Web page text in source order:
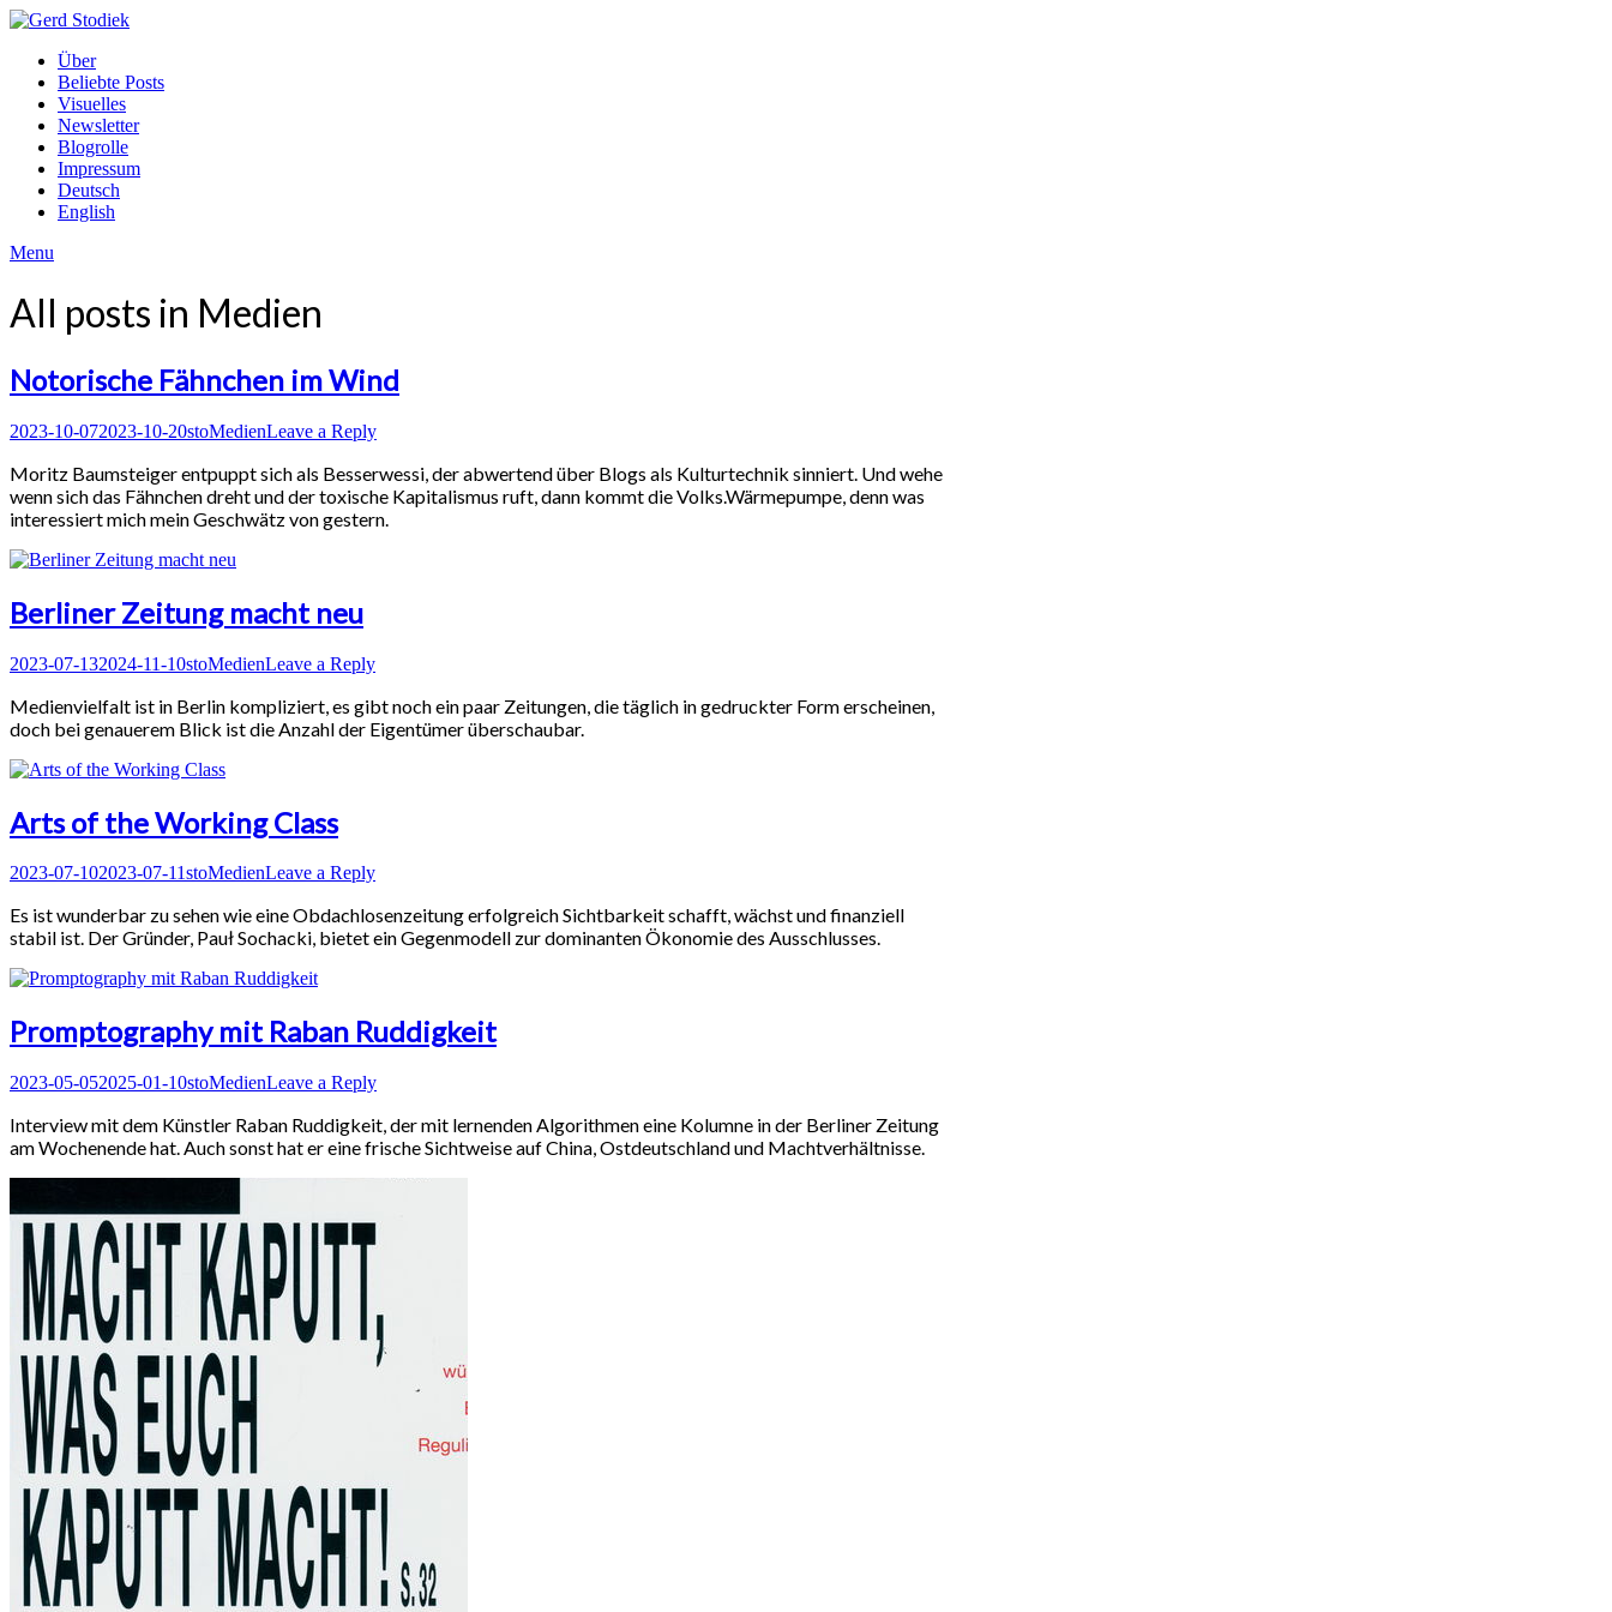
Skip
content
StodiekÜber
Beliebte Posts
Visuelles
Newsletter
Blogrolle
Impressum
Deutsch
English
Menu
All posts in Medien
Notorische Fähnchen im Wind
Posted
2023-10-072023-10-20Author
stoPosted
MedienLeave a Reply
Moritz Baumsteiger entpuppt sich als Besserwessi, der abwertend über Blogs als Kulturtechnik sinniert. Und wehe
wenn sich das Fähnchen dreht und der toxische Kapitalismus ruft, dann kommt die Volks.Wärmepumpe, denn was
interessiert mich mein Geschwätz von gestern.
Berliner Zeitung macht neu
Posted
2023-07-132024-11-10Author
stoPosted
MedienLeave a Reply
Medienvielfalt ist in Berlin kompliziert, es gibt noch ein paar Zeitungen, die täglich in gedruckter Form erscheinen,
doch bei genauerem Blick ist die Anzahl der Eigentümer überschaubar.
Arts of the Working Class
Posted
2023-07-102023-07-11Author
stoPosted
MedienLeave a Reply
Es ist wunderbar zu sehen wie eine Obdachlosenzeitung erfolgreich Sichtbarkeit schafft, wächst und finanziell
stabil ist. Der Gründer, Pauł Sochacki, bietet ein Gegenmodell zur dominanten Ökonomie des Ausschlusses.
Promptography mit Raban Ruddigkeit
Posted
2023-05-052025-01-10Author
stoPosted
MedienLeave a Reply
Interview mit dem Künstler Raban Ruddigkeit, der mit lernenden Algorithmen eine Kolumne in der Berliner Zeitung
am Wochenende hat. Auch sonst hat er eine frische Sichtweise auf China, Ostdeutschland und Machtverhältnisse.